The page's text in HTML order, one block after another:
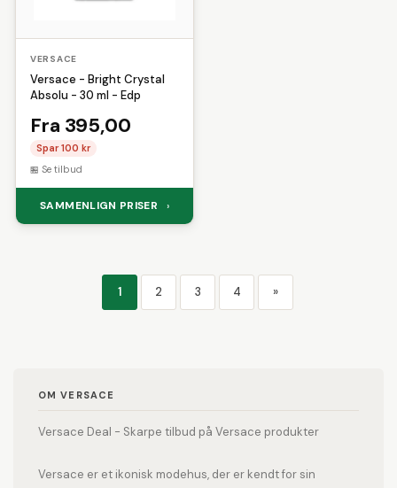
VERSACE
Versace - Bright Crystal
Absolu - 30 ml - Edp
Fra 395,00
Spar 100 kr
Se tilbud
SAMMENLIGN PRISER ›
1 2 3 4 »
OM VERSACE
Versace Deal - Skarpe tilbud på Versace produkter
Versace er et ikonisk modehus, der er kendt for sin